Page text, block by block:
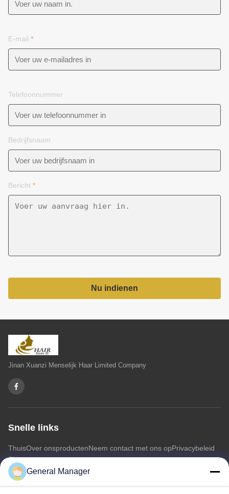
E-mail *
Telefoonnummer
Bedrijfsnaam
Bericht *
Nu indienen
Jinan Xuanzi Menselijk Haar Limited Company
Snelle links
ThuisOver onsproductenNeem contact met ons opPrivacybeleid
Sitemap
General Manager